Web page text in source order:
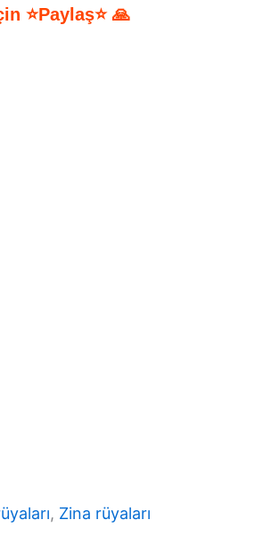
⭐Paylaş⭐ 🙏
, Zina rüyaları